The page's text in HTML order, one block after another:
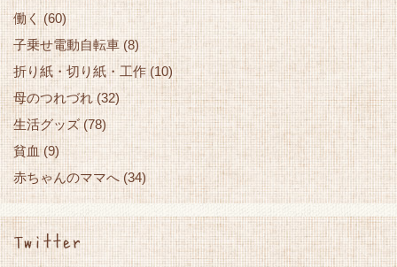
働く(60)
子乗せ電動自転車 (8)
折り紙・切り紙・工作 (10)
母のつれづれ(32)
生活グッズ(78)
貧血(9)
赤ちゃんのママへ (34)
Twitter